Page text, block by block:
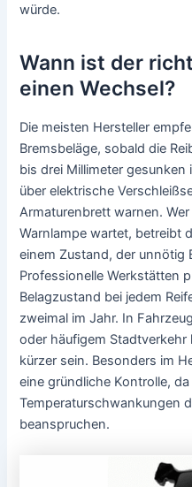
würde.
Wann ist der
einen Wechsel?
Die meisten Hersteller
Bremsbeläge, sobald die
bis drei Millimeter gesunken
über elektrische
Armaturenbrett warnen.
Warnlampe wartet, betreibt
einem Zustand, der unnötig
Professionelle Werkstätten
Belagzustand bei jedem
zweimal im Jahr. In
oder häufigem
kürzer sein. Besonders im
eine gründliche Kontrolle,
Temperaturschwankungen
beanspruchen.